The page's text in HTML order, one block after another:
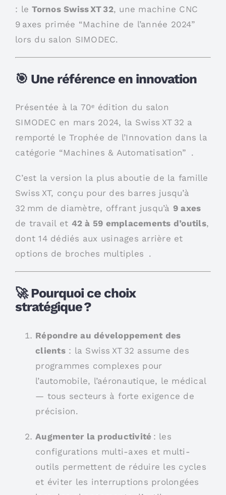
: leTornos Swiss XT 32, une machine CNC
9 axes primée “Machine de l’année 2024”
lors du salon SIMODEC.
🎯 Une référence en innovation
Présentée à la 70ᵉ édition du salon
SIMODEC en mars 2024, la Swiss XT 32 a
remporté le Trophée de l’Innovation dans la
catégorie “Machines & Automatisation” .
C’est la version la plus aboutie de la famille
Swiss XT, conçu pour des barres jusqu’à
32 mm de diamètre, offrant jusqu’à 9 axes
de travail et 42 à 59 emplacements d’outils,
dont 14 dédiés aux usinages arrière et
options de broches multiples .
🚀 Pourquoi ce choix
stratégique ?
Répondre au développement des
clients: la Swiss XT 32 assume des
programmes complexes pour
l’automobile, l’aéronautique, le médical
— tous secteurs à forte exigence de
précision.
Augmenter la productivité : les
configurations multi-axes et multi-
outils permettent de réduire les cycles
et éviter les interruptions prolongées